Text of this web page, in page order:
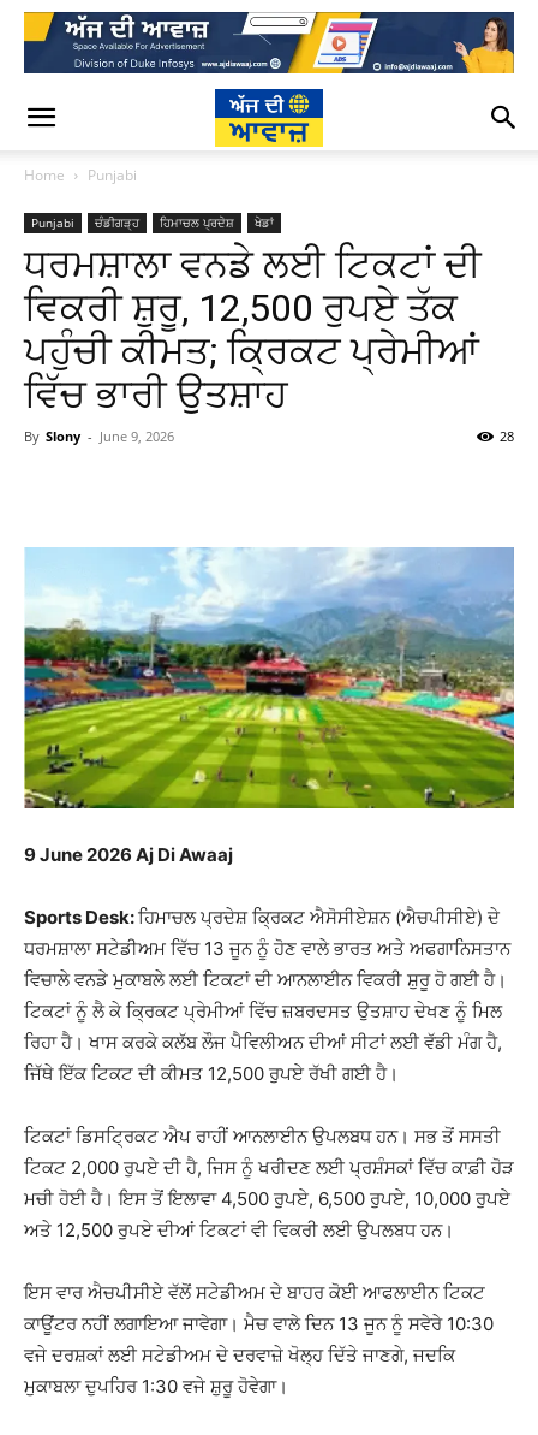
Home Punjabi
Punjabi ਚੰਡੀਗੜ੍ਹ ਹਿਮਾਚਲ ਪ੍ਰਦੇਸ਼ ਖੇਡਾਂ
ਧਰਮਸ਼ਾਲਾ ਵਨਡੇ ਲਈ ਟਿਕਟਾਂ ਦੀ
ਵਿਕਰੀ ਸ਼ੁਰੂ, 12,500 ਰੁਪਏ ਤੱਕ
ਪਹੁੰਚੀ ਕੀਮਤ; ਕ੍ਰਿਕਟ ਪ੍ਰੇਮੀਆਂ
ਵਿੱਚ ਭਾਰੀ ਉਤਸ਼ਾਹ
By Slony - June 9, 2026 28
9 June 2026 Aj Di Awaaj
Sports Desk:ਹਿਮਾਚਲ ਪ੍ਰਦੇਸ਼ ਕ੍ਰਿਕਟ ਐਸੋਸੀਏਸ਼ਨ (ਐਚਪੀਸੀਏ) ਦੇ
ਧਰਮਸ਼ਾਲਾ ਸਟੇਡੀਅਮ ਵਿੱਚ 13 ਜੂਨ ਨੂੰ ਹੋਣ ਵਾਲੇ ਭਾਰਤ ਅਤੇ ਅਫਗਾਨਿਸਤਾਨ
ਵਿਚਾਲੇ ਵਨਡੇ ਮੁਕਾਬਲੇ ਲਈ ਟਿਕਟਾਂ ਦੀ ਆਨਲਾਈਨ ਵਿਕਰੀ ਸ਼ੁਰੂ ਹੋ ਗਈ ਹੈ।
ਟਿਕਟਾਂ ਨੂੰ ਲੈ ਕੇ ਕ੍ਰਿਕਟ ਪ੍ਰੇਮੀਆਂ ਵਿੱਚ ਜ਼ਬਰਦਸਤ ਉਤਸ਼ਾਹ ਦੇਖਣ ਨੂੰ ਮਿਲ
ਰਿਹਾ ਹੈ। ਖਾਸ ਕਰਕੇ ਕਲੱਬ ਲੌਜ ਪੈਵਿਲੀਅਨ ਦੀਆਂ ਸੀਟਾਂ ਲਈ ਵੱਡੀ ਮੰਗ ਹੈ,
ਜਿੱਥੇ ਇੱਕ ਟਿਕਟ ਦੀ ਕੀਮਤ 12,500 ਰੁਪਏ ਰੱਖੀ ਗਈ ਹੈ।
ਟਿਕਟਾਂ ਡਿਸਟ੍ਰਿਕਟ ਐਪ ਰਾਹੀਂ ਆਨਲਾਈਨ ਉਪਲਬਧ ਹਨ। ਸਭ ਤੋਂ ਸਸਤੀ
ਟਿਕਟ 2,000 ਰੁਪਏ ਦੀ ਹੈ, ਜਿਸ ਨੂੰ ਖਰੀਦਣ ਲਈ ਪ੍ਰਸ਼ੰਸਕਾਂ ਵਿੱਚ ਕਾਫ਼ੀ ਹੋੜ
ਮਚੀ ਹੋਈ ਹੈ। ਇਸ ਤੋਂ ਇਲਾਵਾ 4,500 ਰੁਪਏ, 6,500 ਰੁਪਏ, 10,000 ਰੁਪਏ
ਅਤੇ 12,500 ਰੁਪਏ ਦੀਆਂ ਟਿਕਟਾਂ ਵੀ ਵਿਕਰੀ ਲਈ ਉਪਲਬਧ ਹਨ।
ਇਸ ਵਾਰ ਐਚਪੀਸੀਏ ਵੱਲੋਂ ਸਟੇਡੀਅਮ ਦੇ ਬਾਹਰ ਕੋਈ ਆਫਲਾਈਨ ਟਿਕਟ
ਕਾਊਂਟਰ ਨਹੀਂ ਲਗਾਇਆ ਜਾਵੇਗਾ। ਮੈਚ ਵਾਲੇ ਦਿਨ 13 ਜੂਨ ਨੂੰ ਸਵੇਰੇ 10:30
ਵਜੇ ਦਰਸ਼ਕਾਂ ਲਈ ਸਟੇਡੀਅਮ ਦੇ ਦਰਵਾਜ਼ੇ ਖੋਲ੍ਹ ਦਿੱਤੇ ਜਾਣਗੇ, ਜਦਕਿ
ਮੁਕਾਬਲਾ ਦੁਪਹਿਰ 1:30 ਵਜੇ ਸ਼ੁਰੂ ਹੋਵੇਗਾ।